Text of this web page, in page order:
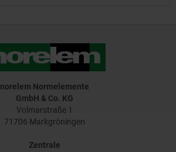
norelem Normelemente
GmbH & Co. KG
Volmarstraße 1
71706 Markgröningen
Zentrale